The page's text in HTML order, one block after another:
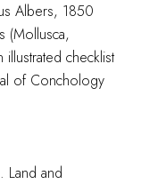
Albers, 1850
(Mollusca,
checklist
of Conchology
Land and